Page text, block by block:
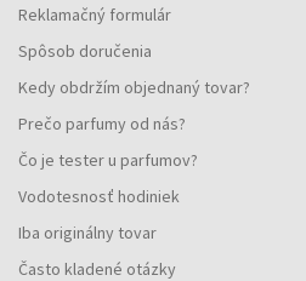
Reklamačný formulár
Spôsob doručenia
Kedy obdržím objednaný tovar?
Prečo parfumy od nás?
Čo je tester u parfumov?
Vodotesnosť hodiniek
Iba originálny tovar
Často kladené otázky